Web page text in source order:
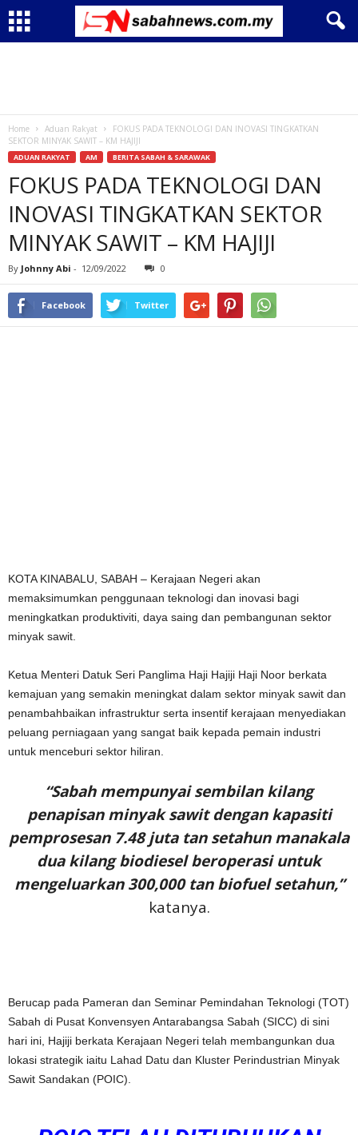
Home Aduan Rakyat
FOKUS PADA TEKNOLOGI DAN INOVASI TINGKATKAN
SEKTOR MINYAK SAWIT – KM HAJIJI
ADUAN RAKYAT AM BERITA SABAH & SARAWAK
FOKUS PADA TEKNOLOGI DAN
INOVASI TINGKATKAN SEKTOR
MINYAK SAWIT – KM HAJIJI
By Johnny Abi - 12/09/2022 0
Facebook Twitter
KOTA KINABALU, SABAH – Kerajaan Negeri akan
memaksimumkan penggunaan teknologi dan inovasi bagi
meningkatkan produktiviti, daya saing dan pembangunan sektor
minyak sawit.
Ketua Menteri Datuk Seri Panglima Haji Hajiji Haji Noor berkata
kemajuan yang semakin meningkat dalam sektor minyak sawit dan
penambahbaikan infrastruktur serta insentif kerajaan menyediakan
peluang perniagaan yang sangat baik kepada pemain industri
untuk menceburi sektor hiliran.
“Sabah mempunyai sembilan kilang
penapisan minyak sawit dengan kapasiti
pemprosesan 7.48 juta tan setahun manakala
dua kilang biodiesel beroperasi untuk
mengeluarkan 300,000 tan biofuel setahun,”
katanya.
Berucap pada Pameran dan Seminar Pemindahan Teknologi (TOT)
Sabah di Pusat Konvensyen Antarabangsa Sabah (SICC) di sini
hari ini, Hajiji berkata Kerajaan Negeri telah membangunkan dua
lokasi strategik iaitu Lahad Datu dan Kluster Perindustrian Minyak
Sawit Sandakan (POIC).